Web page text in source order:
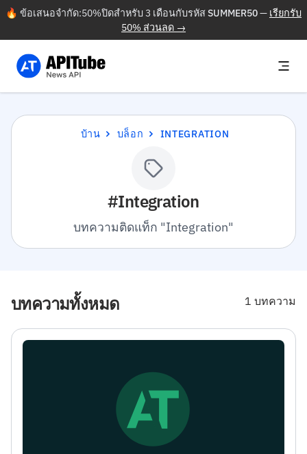
🔥 ข้อเสนอจำกัด:50%ปิดสำหรับ 3 เดือนกับรหัสSUMMER50— เรียกรับ
50% ส่วนลด →
บ้าน บล็อก INTEGRATION
#Integration
บทความติดแท็ก "Integration"
บทความทั้งหมด 1 บทความ